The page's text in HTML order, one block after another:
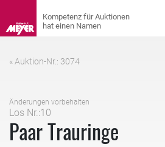
« Auktion-Nr.: 3074
Änderungen vorbehalten
Los Nr.:10
Paar Trauringe